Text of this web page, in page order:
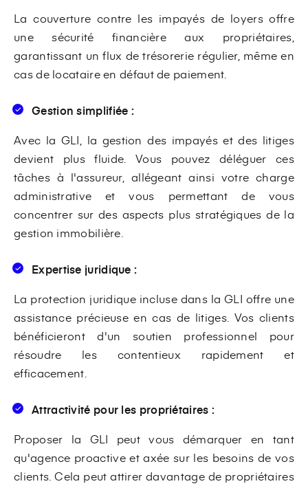
La couverture contre les impayés de loyers offre
une sécurité financière aux propriétaires,
garantissant un flux de trésorerie régulier, même en
cas de locataire en défaut de paiement.
Gestion simplifiée :
Avec la GLI, la gestion des impayés et des litiges
devient plus fluide. Vous pouvez déléguer ces
tâches à l'assureur, allégeant ainsi votre charge
administrative et vous permettant de vous
concentrer sur des aspects plus stratégiques de la
gestion immobilière.
Expertise juridique :
La protection juridique incluse dans la GLI offre une
assistance précieuse en cas de litiges. Vos clients
bénéficieront d'un soutien professionnel pour
résoudre les contentieux rapidement et
efficacement.
Attractivité pour les propriétaires :
Proposer la GLI peut vous démarquer en tant
qu'agence proactive et axée sur les besoins de vos
clients. Cela peut attirer davantage de propriétaires